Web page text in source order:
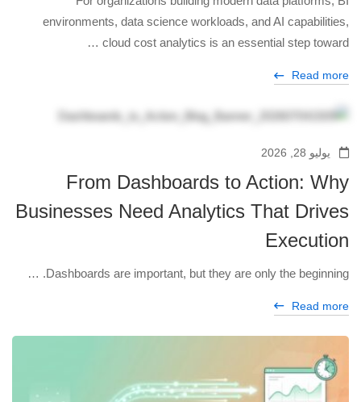
environments, data science workloads, and AI capabilities,
cloud cost analytics is an essential step toward …
Read more
يوليو 28, 2026
From Dashboards to Action: Why
Businesses Need Analytics That Drives
Execution
Dashboards are important, but they are only the beginning. …
Read more